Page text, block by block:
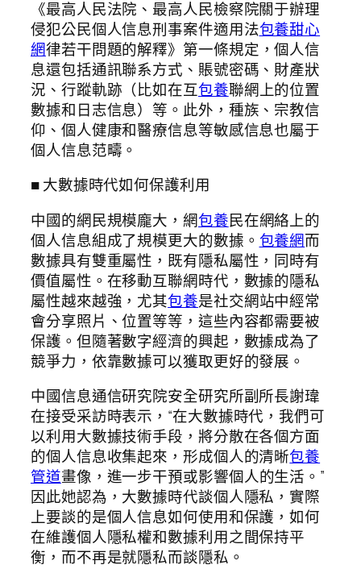
《最高人民法院、最高人民檢察院關于辦理
侵犯公民個人信息刑事案件適用法包養甜心
網律若干問題的解釋》第一條規定，個人信
息還包括通訊聯系方式、賬號密碼、財產狀
況、行蹤軌跡（比如在互包養聯網上的位置
數據和日志信息）等。此外，種族、宗教信
仰、個人健康和醫療信息等敏感信息也屬于
個人信息范疇。
■ 大數據時代如何保護利用
中國的網民規模龐大，網包養民在網絡上的
個人信息組成了規模更大的數據。 包養網而
數據具有雙重屬性，既有隱私屬性，同時有
價值屬性。在移動互聯網時代，數據的隱私
屬性越來越強，尤其包養是社交網站中經常
會分享照片、位置等等，這些內容都需要被
保護。但隨著數字經濟的興起，數據成為了
競爭力，依靠數據可以獲取更好的發展。
中國信息通信研究院安全研究所副所長謝瑋
在接受采訪時表示，“在大數據時代，我們可
以利用大數據技術手段，將分散在各個方面
的個人信息收集起來，形成個人的清晰包養
管道畫像，進一步干預或影響個人的生活。”
因此她認為，大數據時代談個人隱私，實際
上要談的是個人信息如何使用和保護，如何
在維護個人隱私權和數據利用之間保持平
衡，而不再是就隱私而談隱私。